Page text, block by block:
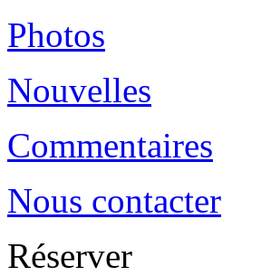
Photos
Nouvelles
Commentaires
Nous contacter
Réserver